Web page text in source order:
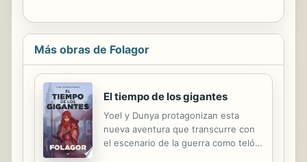
Más obras de Folagor
El tiempo de los gigantes
Yoel y Dunya protagonizan esta
nueva aventura que transcurre con
el escenario de la guerra como telón